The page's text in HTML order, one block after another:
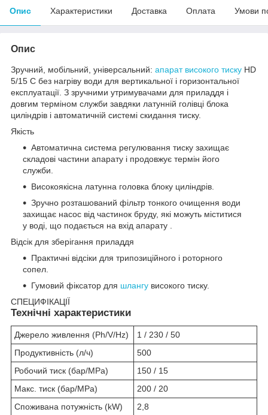
Опис Характеристики Доставка Оплата Умови
Опис
Зручний, мобільний, універсальний: апарат високого тиску HD
5/15 C без нагріву води для вертикальної і горизонтальної
експлуатації. З зручними утримувачами для приладдя і
довгим терміном служби завдяки латунній голівці блока
циліндрів і автоматичній системі скидання тиску.
Якість
Автоматична система регулювання тиску захищає
складові частини апарату і продовжує термін його
служби.
Високоякісна латунна головка блоку циліндрів.
Зручно розташований фільтр тонкого очищення води
захищає насос від частинок бруду, які можуть міститися
у воді, що подається на вхід апарату .
Відсік для зберігання приладдя
Практичні відсіки для трипозиційного і роторного
сопел.
Гумовий фіксатор для шлангу високого тиску.
СПЕЦИФІКАЦІЇ
Технічні характеристики
Джерело живлення (Ph/V/Hz)
1 / 230 / 50
Продуктивність (л/ч)
500
Робочий тиск (бар/MPa)
150 / 15
Макс. тиск (бар/MPa)
200 / 20
Споживана потужність (kW)
2,8